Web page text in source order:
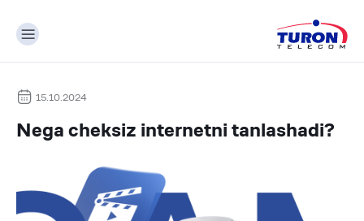
15.10.2024
Nega cheksiz internetni tanlashadi?